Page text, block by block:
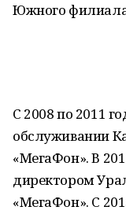
Южного
С 2008 по 2011
обслуживании
«МегаФон». В
директором
«МегаФон». С